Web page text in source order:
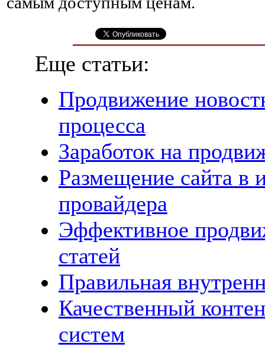
Еще статьи:
Продвижение
процесса
Заработок на
Размещение сайта в
провайдера
Эффективное
статей
Правильная
Качественный
систем